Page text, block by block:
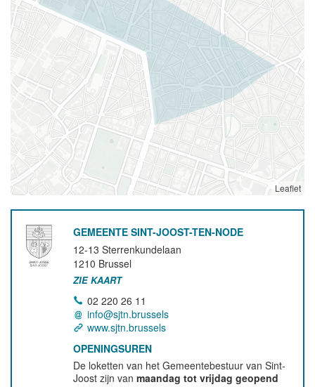
Leaflet
GEMEENTE SINT-JOOST-TEN-NODE
12-13 Sterrenkundelaan
1210 Brussel
ZIE KAART
02 220 26 11
info@sjtn.brussels
www.sjtn.brussels
OPENINGSUREN
De loketten van het Gemeentebestuur van Sint-
Joost zijn vanmaandag tot vrijdag geopend